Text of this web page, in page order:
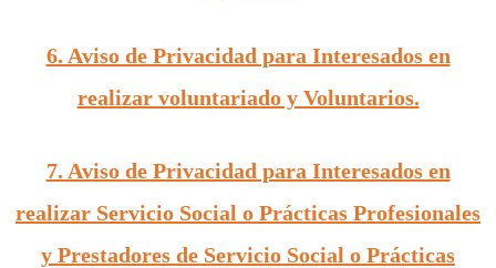
6. Aviso de Privacidad para Interesados en
realizar voluntariado y Voluntarios.
7. Aviso de Privacidad para Interesados en
realizar Servicio Social o Prácticas Profesionales
y Prestadores de Servicio Social o Prácticas